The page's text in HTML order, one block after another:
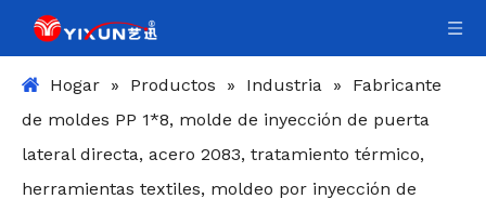
Hogar » Productos » Industria »
Fabricante
de moldes PP 1*8, molde de inyección de puerta
lateral directa, acero 2083, tratamiento térmico,
herramientas textiles, moldeo por inyección de